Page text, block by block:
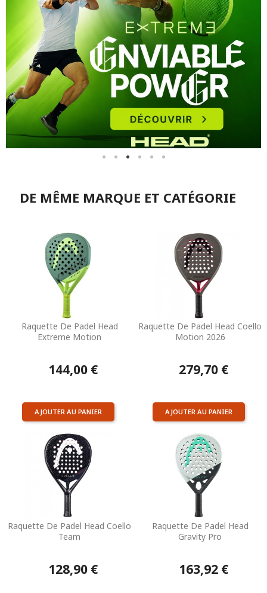
DE MÊME MARQUE ET CATÉGORIE
Raquette De Padel Head
Extreme Motion
144,00 €
AJOUTER AU PANIER
Raquette De Padel Head Coello
Motion 2026
279,70 €
AJOUTER AU PANIER
Raquette De Padel Head Coello
Team
128,90 €
Raquette De Padel Head
Gravity Pro
163,92 €